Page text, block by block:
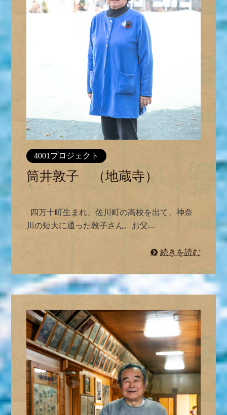
4001プロジェクト
筒井敦子 （地蔵寺）
四万十町生まれ、佐川町の高校を出て、神奈
川の短大に通った敦子さん。お父...
続きを読む